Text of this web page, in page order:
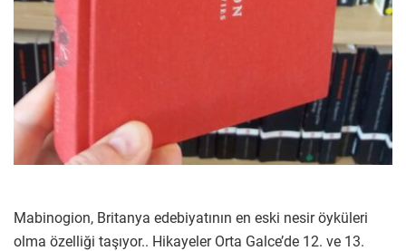
Mabinogion, Britanya edebiyatının en eski nesir öyküleri
olma özelliği taşıyor.. Hikayeler Orta Galce’de 12. ve 13.